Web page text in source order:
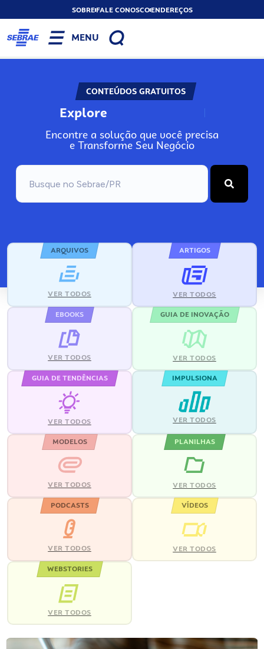
SOBREFALE CONOSCOENDEREÇOS
MENU
CONTEÚDOS GRATUITOS
Explore N
Encontre a solução que você precisa
e Transforme Seu Negócio
ARQUIVOS
VER TODOS
ARTIGOS
VER TODOS
EBOOKS
VER TODOS
GUIA DE INOVAÇÃO
VER TODOS
GUIA DE TENDÊNCIAS
VER TODOS
IMPULSIONA
VER TODOS
MODELOS
VER TODOS
PLANILHAS
VER TODOS
PODCASTS
VER TODOS
VÍDEOS
VER TODOS
WEBSTORIES
VER TODOS